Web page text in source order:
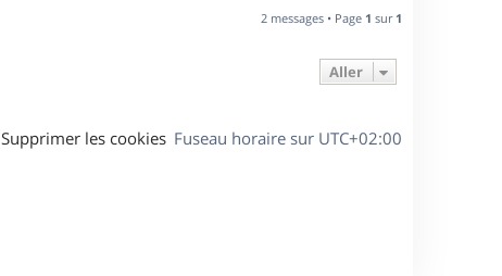
t
2 messages • Page 1 sur 1
Aller
Fuseau horaire sur UTC+02:00
Supprimer les cookies